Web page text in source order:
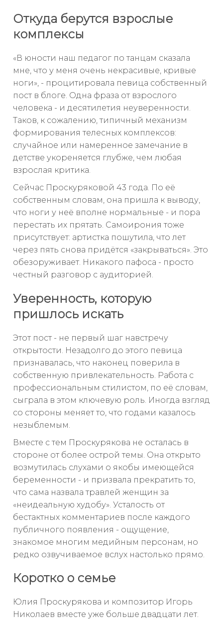
Откуда берутся взрослые
комплексы
«В юности наш педагог по танцам сказала
мне, что у меня очень некрасивые, кривые
ноги», - процитировала певица собственный
пост в блоге. Одна фраза от взрослого
человека - и десятилетия неуверенности.
Таков, к сожалению, типичный механизм
формирования телесных комплексов:
случайное или намеренное замечание в
детстве укореняется глубже, чем любая
взрослая критика.
Сейчас Проскуряковой 43 года. По её
собственным словам, она пришла к выводу,
что ноги у неё вполне нормальные - и пора
перестать их прятать. Самоирония тоже
присутствует: артистка пошутила, что лет
через пять снова придётся «закрываться». Это
обезоруживает. Никакого пафоса - просто
честный разговор с аудиторией.
Уверенность, которую
пришлось искать
Этот пост - не первый шаг навстречу
открытости. Незадолго до этого певица
признавалась, что наконец поверила в
собственную привлекательность. Работа с
профессиональным стилистом, по её словам,
сыграла в этом ключевую роль. Иногда взгляд
со стороны меняет то, что годами казалось
незыблемым.
Вместе с тем Проскурякова не осталась в
стороне от более острой темы. Она открыто
возмутилась слухами о якобы имеющейся
беременности - и призвала прекратить то,
что сама назвала травлей женщин за
«неидеальную худобу». Усталость от
бестактных комментариев после каждого
публичного появления - ощущение,
знакомое многим медийным персонам, но
редко озвучиваемое вслух настолько прямо.
Коротко о семье
Юлия Проскурякова и композитор Игорь
Николаев вместе уже больше двадцати лет.